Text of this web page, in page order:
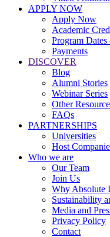
APPLY NOW
Apply Now
Academic
Program Dates
Payments
DISCOVER
Blog
Alumni Stories
Webinar Series
Other
FAQs
PARTNERSHIPS
Universities
Host
Who we are
Our Team
Join Us
Why Absolute
Sustainability
Media and
Privacy Policy
Contact